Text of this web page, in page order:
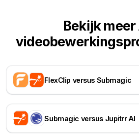
Bekijk meer
FlexClip versus Submagic
Submagic versus Jupitrr AI